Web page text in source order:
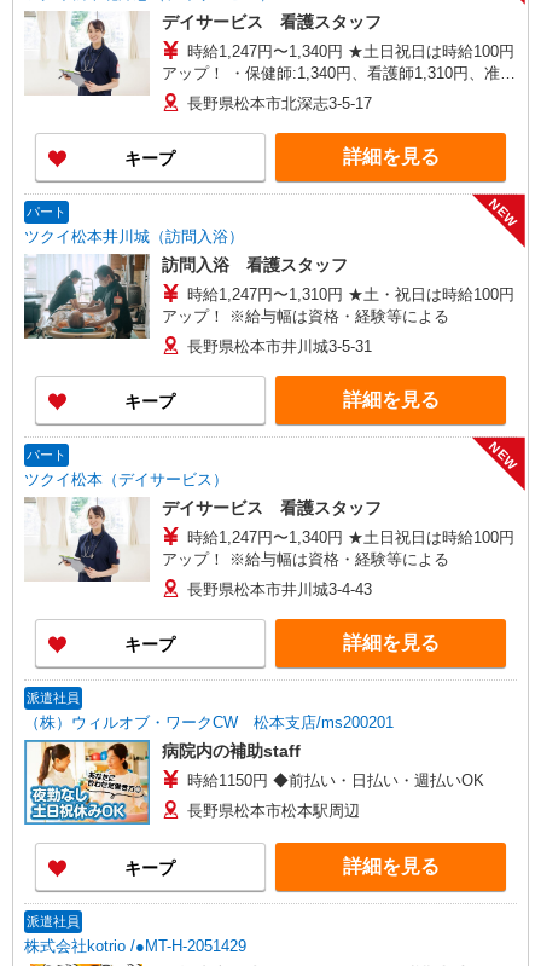
デイサービス 看護スタッフ
時給1,247円〜1,340円 ★土日祝日は時給100円
アップ！ ・保健師:1,340円、看護師1,310円、准看
護師1,247円 ※給与幅は資格・経験等による
長野県松本市北深志3-5-17
キープ 詳細を見る
パート
ツクイ松本井川城（訪問入浴）
NEW
訪問入浴 看護スタッフ
時給1,247円〜1,310円 ★土・祝日は時給100円
アップ！ ※給与幅は資格・経験等による
長野県松本市井川城3-5-31
キープ 詳細を見る
パート
ツクイ松本（デイサービス）
NEW
デイサービス 看護スタッフ
時給1,247円〜1,340円 ★土日祝日は時給100円
アップ！ ※給与幅は資格・経験等による
長野県松本市井川城3-4-43
キープ 詳細を見る
派遣社員
（株）ウィルオブ・ワークCW 松本支店/ms200201
病院内の補助staff
時給1150円 ◆前払い・日払い・週払いOK
長野県松本市松本駅周辺
キープ 詳細を見る
派遣社員
株式会社kotrio /●MT-H-2051429